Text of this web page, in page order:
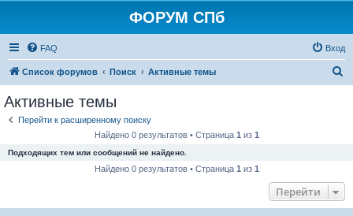
ФОРУМ СПб
FAQ Вход
Список форумов Поиск Активные темы
Активные темы
Перейти к расширенному поиску
Найдено 0 результатов • Страница 1 из 1
Подходящих тем или сообщений не найдено.
Найдено 0 результатов • Страница 1 из 1
Перейти